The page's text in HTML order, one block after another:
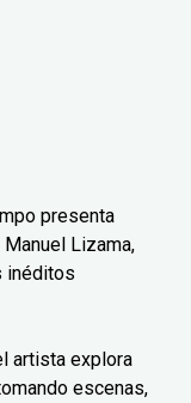
presenta
Lizama,
inéditos
artista explora
escenas,